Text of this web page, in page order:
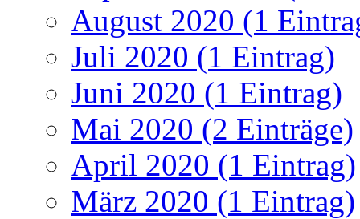
August 2020 (1
Juli 2020 (1 Eintrag)
Juni 2020 (1 Eintrag)
Mai 2020 (2 Einträge)
April 2020 (1 Eintrag)
März 2020 (1 Eintrag)